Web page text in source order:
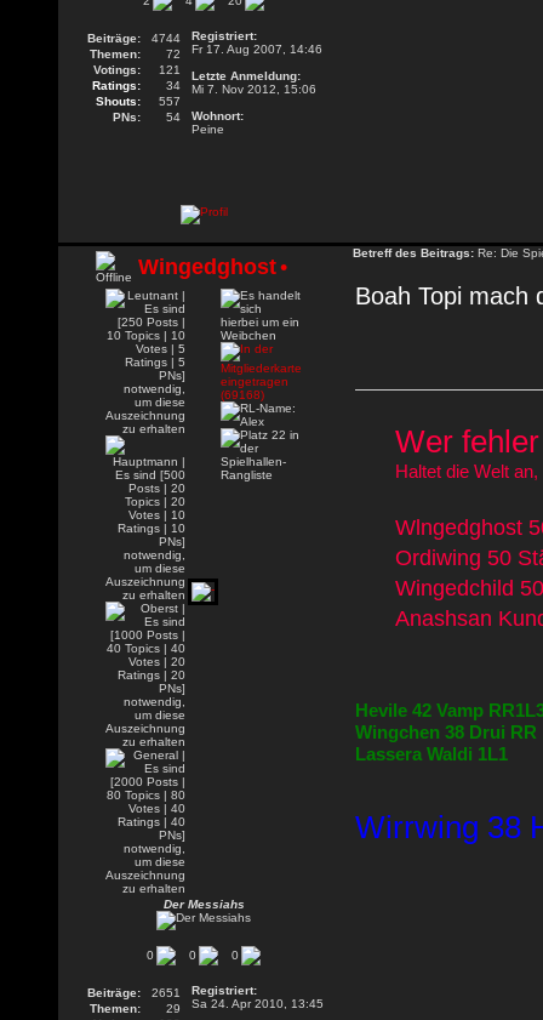
Beiträge:
4744
Themen:
72
Votings:
121
Ratings:
34
Shouts:
557
PNs:
54
Registriert:
Fr 17. Aug 2007, 14:46
Letzte Anmeldung:
Mi 7. Nov 2012, 15:06
Wohnort:
Peine
Wingedghost•
Der Messiahs
0 0 0
Beiträge:
2651
Themen:
29
Registriert:
Sa 24. Apr 2010, 13:45
Betreff des Beitrags: Re: Die
Boah Topi mach
Wer
Haltet die Welt
Wlngedghost
Ordiwing 50
Wingedchild
Anashsan
Hevile 42 Vamp
Wingchen 38 Drui RR
Lassera Waldi 1L1
Wirrwing 38